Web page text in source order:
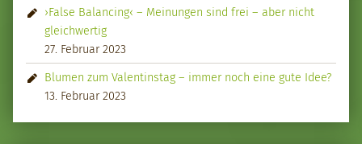
›False Balancing‹ – Meinungen sind frei – aber nicht
gleichwertig
27. Februar 2023
Blumen zum Valentinstag – immer noch eine gute Idee?
13. Februar 2023